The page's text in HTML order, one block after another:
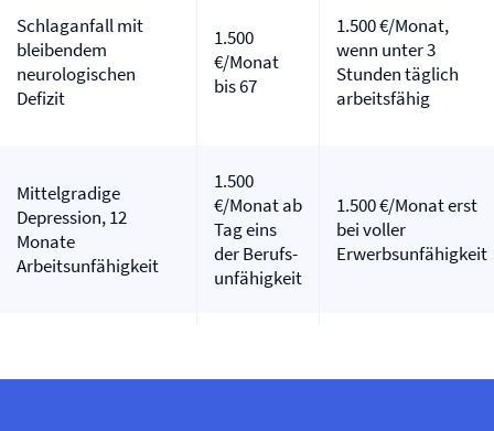
Schlaganfall mit
bleibendem
neurologischen
Defizit
1.500
€/Monat
bis 67
1.500 €/Monat,
wenn unter 3
Stunden täglich
arbeitsfähig
Mittelgradige
Depression, 12
Monate
Arbeitsunfähigkeit
1.500
€/Monat ab
Tag eins
der Berufs­
unfähigkeit
1.500 €/Monat erst
bei voller
Erwerbsunfähigkeit